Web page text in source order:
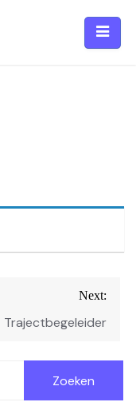
Next:
Trajectbegeleider